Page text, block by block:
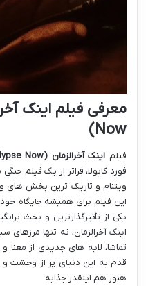
Now)
فیلم اینک آخرالزمان (Apocalypse Now)
فورد کاپولا، فراتر از یک فیلم
این فیلم برای همیشه جایگاه
یکی از تأثیرگذارترین و بحث
اینک آخرالزمان، نه تنها مرزهای
تماشا، لایه های جدیدی از معنا
قدم به این دنیای پر از وحشت و
هنوز هم اینقدر جذابه.